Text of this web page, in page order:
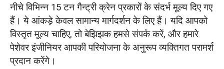
नीचे विभिन्न 15 टन गैन्ट्री क्रेन प्रकारों के संदर्भ मूल्य दिए गए
हैं। ये आंकड़े केवल सामान्य मार्गदर्शन के लिए हैं। यदि आपको
विस्तृत मूल्य चाहिए, तो बेझिझक हमसे संपर्क करें, और हमारे
पेशेवर इंजीनियर आपकी परियोजना के अनुरूप व्यक्तिगत परामर्श
प्रदान करेंगे।